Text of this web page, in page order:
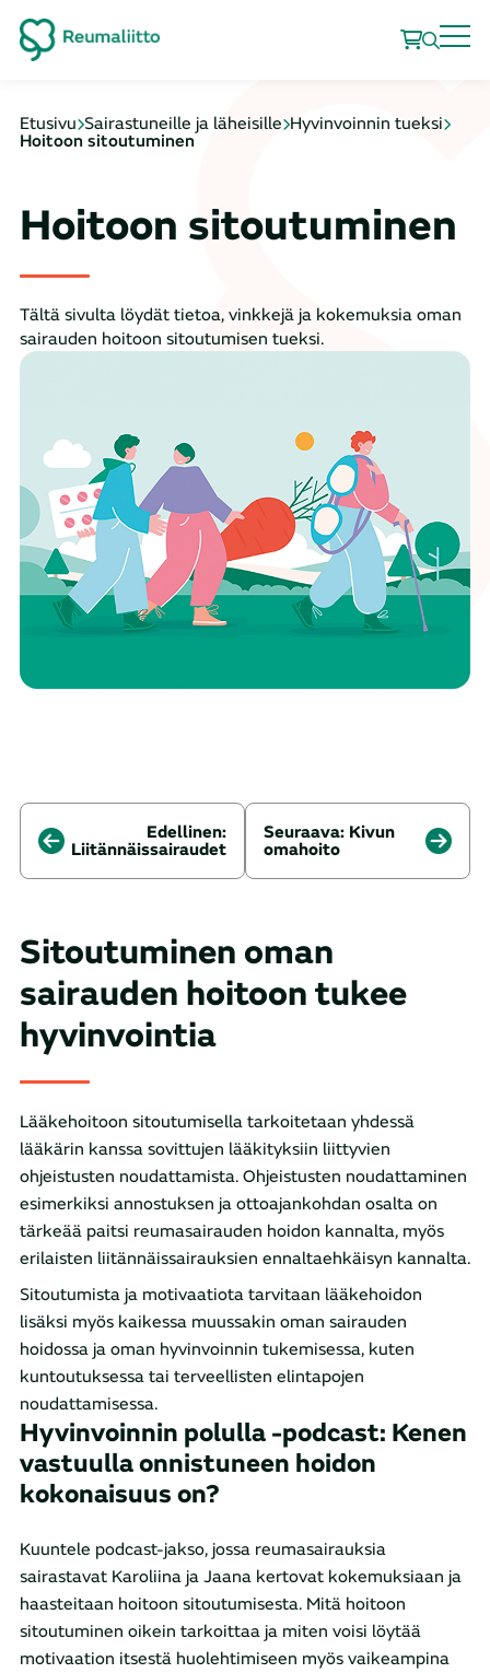
Etusivu Sairastuneille ja läheisille Hyvinvoinnin tueksi
Hoitoon sitoutuminen
Hoitoon sitoutuminen
Tältä sivulta löydät tietoa, vinkkejä ja kokemuksia oman
sairauden hoitoon sitoutumisen tueksi.
Edellinen:
Liitännäissairaudet
Seuraava: Kivun
omahoito
Sitoutuminen oman
sairauden hoitoon tukee
hyvinvointia
Lääkehoitoon sitoutumisella tarkoitetaan yhdessä
lääkärin kanssa sovittujen lääkityksiin liittyvien
ohjeistusten noudattamista. Ohjeistusten noudattaminen
esimerkiksi annostuksen ja ottoajankohdan osalta on
tärkeää paitsi reumasairauden hoidon kannalta, myös
erilaisten liitännäissairauksien ennaltaehkäisyn kannalta.
Sitoutumista ja motivaatiota tarvitaan lääkehoidon
lisäksi myös kaikessa muussakin oman sairauden
hoidossa ja oman hyvinvoinnin tukemisessa, kuten
kuntoutuksessa tai terveellisten elintapojen
noudattamisessa.
Hyvinvoinnin polulla -podcast: Kenen
vastuulla onnistuneen hoidon
kokonaisuus on?
Kuuntele podcast-jakso, jossa reumasairauksia
sairastavat Karoliina ja Jaana kertovat kokemuksiaan ja
haasteitaan hoitoon sitoutumisesta. Mitä hoitoon
sitoutuminen oikein tarkoittaa ja miten voisi löytää
motivaation itsestä huolehtimiseen myös vaikeampina